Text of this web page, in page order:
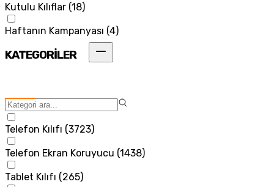
Kutulu Kılıflar (18)
Haftanın Kampanyası (4)
KATEGORİLER
Telefon Kılıfı (3723)
Telefon Ekran Koruyucu (1438)
Tablet Kılıfı (265)